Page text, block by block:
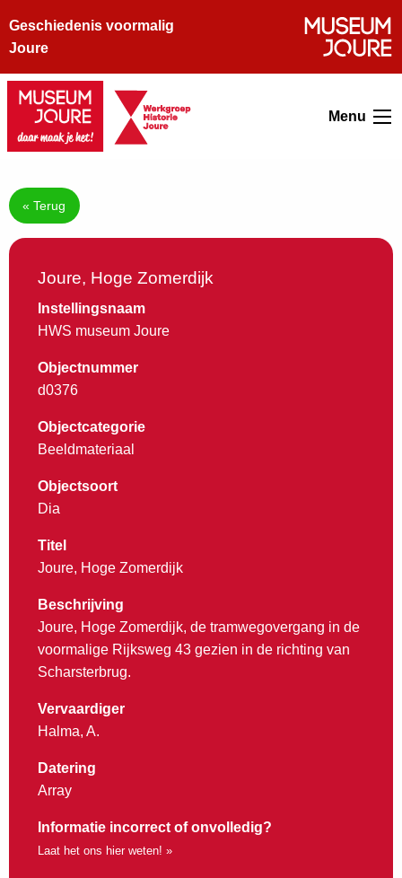
Geschiedenis voormalig
Joure
Menu
« Terug
Joure, Hoge Zomerdijk
Instellingsnaam
HWS museum Joure
Objectnummer
d0376
Objectcategorie
Beeldmateriaal
Objectsoort
Dia
Titel
Joure, Hoge Zomerdijk
Beschrijving
Joure, Hoge Zomerdijk, de tramwegovergang in de
voormalige Rijksweg 43 gezien in de richting van
Scharsterbrug.
Vervaardiger
Halma, A.
Datering
Array
Informatie incorrect of onvolledig?
Laat het ons hier weten! »